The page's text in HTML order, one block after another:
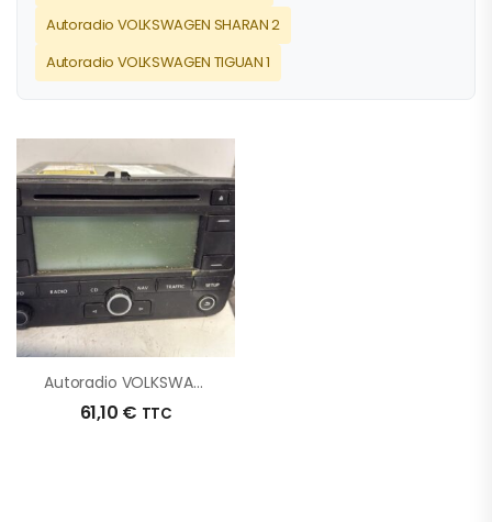
Autoradio VOLKSWAGEN SHARAN 2
Autoradio VOLKSWAGEN TIGUAN 1
Autoradio VOLKSWAGEN TOURAN 1 PHASE 1 D’origine – 2006 – Occasion
61,10 € TTC